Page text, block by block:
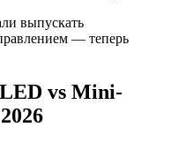
выпускать
— теперь
vs Mini-